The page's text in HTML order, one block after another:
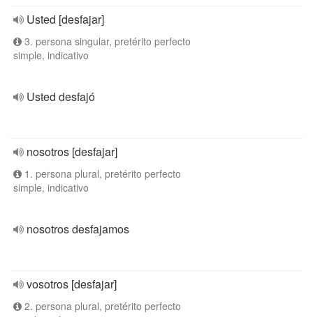
Usted [desfajar]
3. persona singular, pretérito perfecto
simple, indicativo
Usted desfajó
nosotros [desfajar]
1. persona plural, pretérito perfecto
simple, indicativo
nosotros desfajamos
vosotros [desfajar]
2. persona plural, pretérito perfecto